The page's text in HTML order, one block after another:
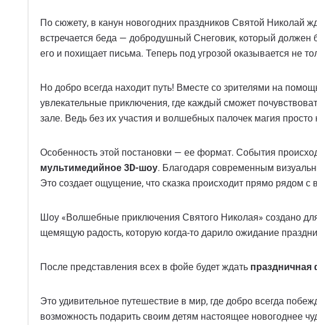
По сюжету, в канун новогодних праздников Святой Николай
встречается беда — добродушный Снеговик, который
его и похищает письма. Теперь под угрозой оказывается не
Но добро всегда находит путь! Вместе со зрителями на
увлекательные приключения, где каждый сможет
зале. Ведь без их участия и волшебных палочек магия просто
Особенность этой постановки — ее формат. События
мультимедийное 3D-шоу. Благодаря современным
Это создает ощущение, что сказка происходит прямо рядом с
Шоу «Волшебные приключения Святого Николая» создано
щемящую радость, которую когда-то дарило ожидание
После представления всех в фойе будет ждать праздничная
Это удивительное путешествие в мир, где добро всегда
возможность подарить своим детям настоящее новогоднее